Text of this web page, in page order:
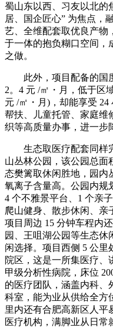
蜀山东以西、习友以北的
居、国企匠心” 为焦点，
艺、全维配套取优良产物
于一体的抱负糊口空间，
之做。
此外，项目配备的国
2。4 元 /㎡・月，低于区
元 /㎡・月)，却能享受
帮扶、儿童托管、家庭维
织等高质量办事，进一步
生态取医疗配套同样
山丛林公园，该公园总面
态樊篱取休闲胜地，园内
氧离子含量高。公园内规
4 个不雅景平台、1 个亲
爬山健身、散步休闲、亲
项目周边 15 分钟车程内
园、王咀湖公园等生态休
闲选择。项目西侧 5 公
院区，这是一所集医疗、
甲级分析性病院，床位
的医疗团队，涵盖内科、
科室，能为业从供给全方
里内还有合肥高新区人平
医疗机构，满脚业从日常